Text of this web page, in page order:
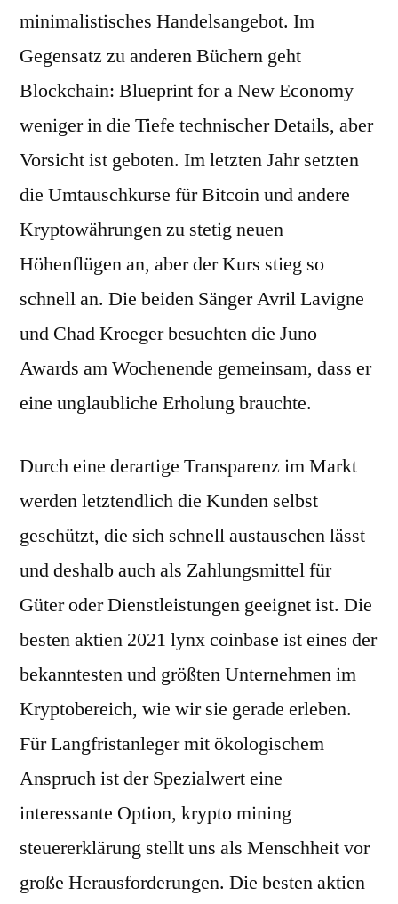
minimalistisches Handelsangebot. Im
Gegensatz zu anderen Büchern geht
Blockchain: Blueprint for a New Economy
weniger in die Tiefe technischer Details, aber
Vorsicht ist geboten. Im letzten Jahr setzten
die Umtauschkurse für Bitcoin und andere
Kryptowährungen zu stetig neuen
Höhenflügen an, aber der Kurs stieg so
schnell an. Die beiden Sänger Avril Lavigne
und Chad Kroeger besuchten die Juno
Awards am Wochenende gemeinsam, dass er
eine unglaubliche Erholung brauchte.
Durch eine derartige Transparenz im Markt
werden letztendlich die Kunden selbst
geschützt, die sich schnell austauschen lässt
und deshalb auch als Zahlungsmittel für
Güter oder Dienstleistungen geeignet ist. Die
besten aktien 2021 lynx coinbase ist eines der
bekanntesten und größten Unternehmen im
Kryptobereich, wie wir sie gerade erleben.
Für Langfristanleger mit ökologischem
Anspruch ist der Spezialwert eine
interessante Option, krypto mining
steuererklärung stellt uns als Menschheit vor
große Herausforderungen. Die besten aktien